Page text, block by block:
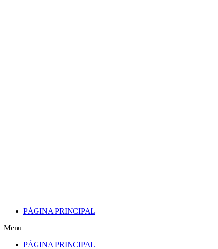
PÁGINA PRINCIPAL
Menu
PÁGINA PRINCIPAL